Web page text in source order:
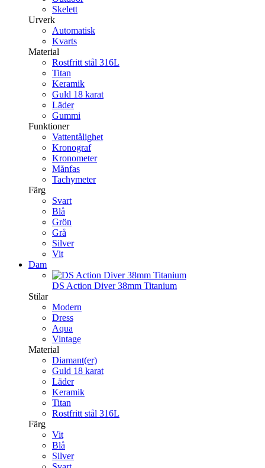
Skelett
Urverk
Automatisk
Kvarts
Material
Rostfritt stål 316L
Titan
Keramik
Guld 18 karat
Läder
Gummi
Funktioner
Vattentålighet
Kronograf
Kronometer
Månfas
Tachymeter
Färg
Svart
Blå
Grön
Grå
Silver
Vit
Dam
DS Action Diver 38mm Titanium
Stilar
Modern
Dress
Aqua
Vintage
Material
Diamant(er)
Guld 18 karat
Läder
Keramik
Titan
Rostfritt stål 316L
Färg
Vit
Blå
Silver